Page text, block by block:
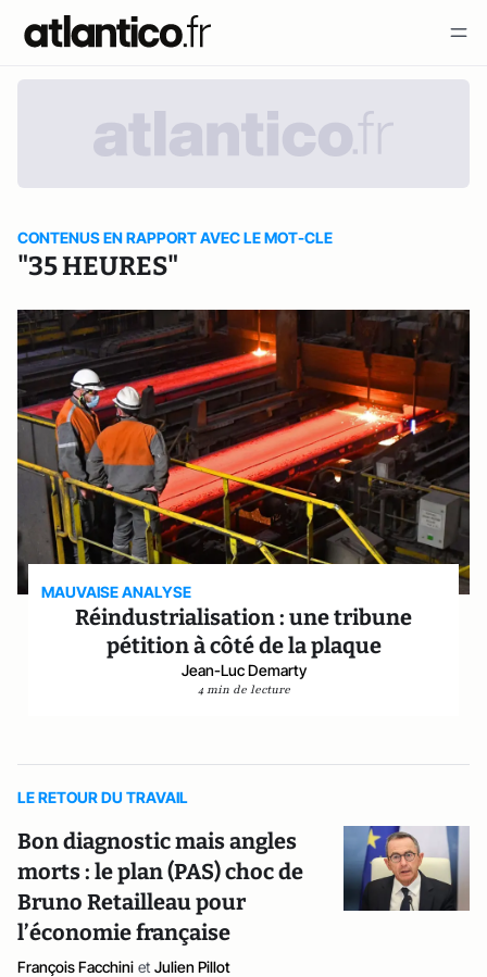
CONTENUS EN RAPPORT AVEC LE MOT-CLE
"35 HEURES"
MAUVAISE ANALYSE
Réindustrialisation : une tribune
pétition à côté de la plaque
Jean-Luc Demarty
4 min de lecture
LE RETOUR DU TRAVAIL
Bon diagnostic mais angles
morts : le plan (PAS) choc de
Bruno Retailleau pour
l’économie française
François Facchini et Julien Pillot